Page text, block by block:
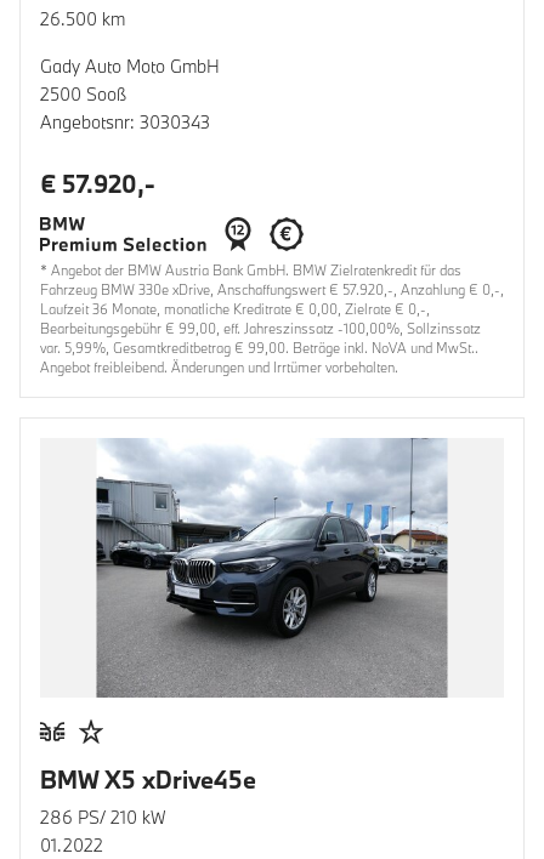
26.500 km
Gady Auto Moto GmbH
2500 Sooß
Angebotsnr: 3030343
€ 57.920,-
* Angebot der BMW Austria Bank GmbH. BMW Zielratenkredit für das
Fahrzeug BMW 330e xDrive, Anschaffungswert € 57.920,-, Anzahlung € 0,-,
Laufzeit 36 Monate, monatliche Kreditrate € 0,00, Zielrate € 0,-,
Bearbeitungsgebühr € 99,00, eff. Jahreszinssatz -100,00%, Sollzinssatz
var. 5,99%, Gesamtkreditbetrag € 99,00. Beträge inkl. NoVA und MwSt..
Angebot freibleibend. Änderungen und Irrtümer vorbehalten.
BMW X5 xDrive45e
286 PS/ 210 kW
01.2022